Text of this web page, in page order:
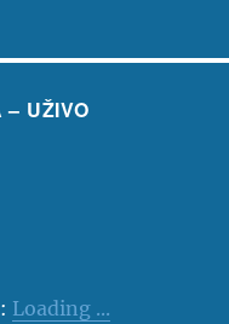
– UŽIVO
Loading ...